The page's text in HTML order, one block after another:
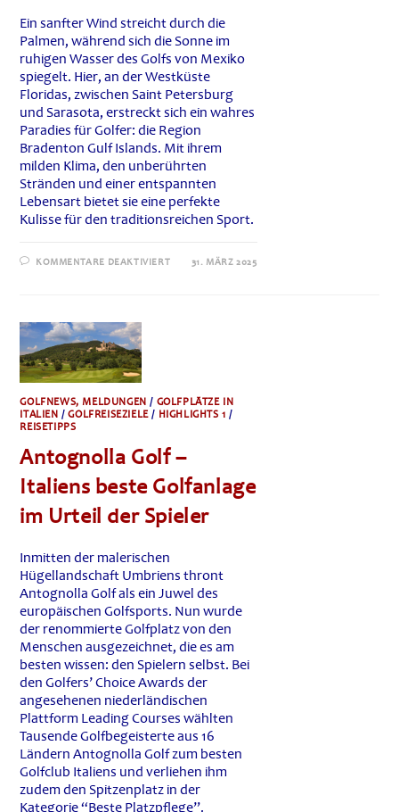
Ein sanfter Wind streicht durch die
Palmen, während sich die Sonne im
ruhigen Wasser des Golfs von Mexiko
spiegelt. Hier, an der Westküste
Floridas, zwischen Saint Petersburg
und Sarasota, erstreckt sich ein wahres
Paradies für Golfer: die Region
Bradenton Gulf Islands. Mit ihrem
milden Klima, den unberührten
Stränden und einer entspannten
Lebensart bietet sie eine perfekte
Kulisse für den traditionsreichen Sport.
KOMMENTARE DEAKTIVIERTFÜR31. MÄRZ 2025
GOLFNEWS, MELDUNGEN / GOLFPLÄTZE IN
ITALIEN /GOLFREISEZIELE/ HIGHLIGHTS 1 /
REISETIPPS
Antognolla Golf –
Italiens beste Golfanlage
im Urteil der Spieler
Inmitten der malerischen
Hügellandschaft Umbriens thront
Antognolla Golf als ein Juwel des
europäischen Golfsports. Nun wurde
der renommierte Golfplatz von den
Menschen ausgezeichnet, die es am
besten wissen: den Spielern selbst. Bei
den Golfers’ Choice Awards der
angesehenen niederländischen
Plattform Leading Courses wählten
Tausende Golfbegeisterte aus 16
Ländern Antognolla Golf zum besten
Golfclub Italiens und verliehen ihm
zudem den Spitzenplatz in der
Kategorie “Beste Platzpflege”.